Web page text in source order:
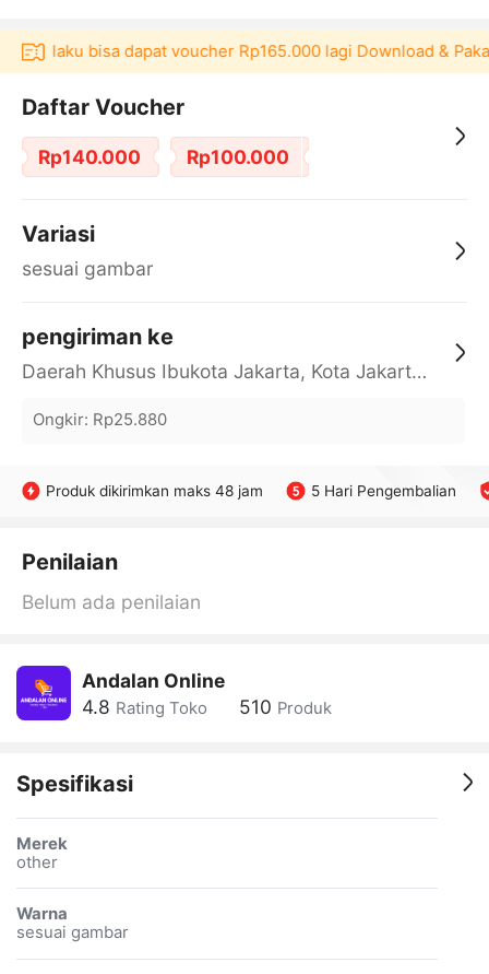
bisa dapat voucher Rp165.000 lagi Download & Pakai！
Daftar Voucher
Rp140.000 Rp100.000
Variasi
sesuai gambar
pengiriman ke
Daerah Khusus Ibukota Jakarta, Kota Jakarta Barat, Cengkareng, yy
Ongkir: Rp25.880
Produk dikirimkan maks 48 jam 5 Hari Pengembalian
Penilaian
Belum ada penilaian
Andalan Online
4.8 Rating Toko 510 Produk
Spesifikasi
Merek
other
Warna
sesuai gambar